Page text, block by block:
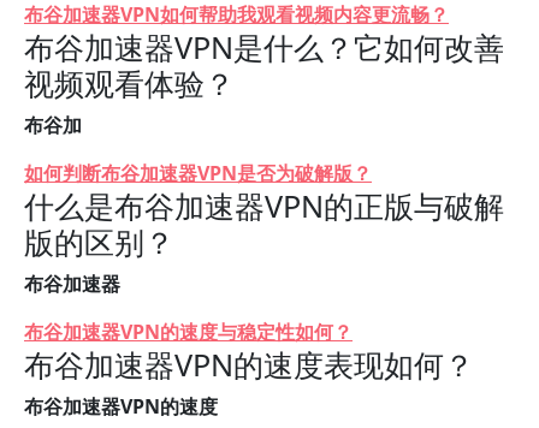
布谷加速器VPN如何帮助我观看视频内容更流畅？
布谷加速器VPN是什么？它如何改善
视频观看体验？
布谷加
如何判断布谷加速器VPN是否为破解版？
什么是布谷加速器VPN的正版与破解
版的区别？
布谷加速器
布谷加速器VPN的速度与稳定性如何？
布谷加速器VPN的速度表现如何？
布谷加速器VPN的速度